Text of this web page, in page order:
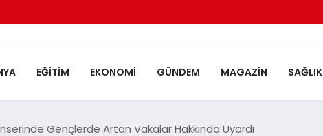
EĞITIM EKONOMI GÜNDEM MAGAZIN SAĞLIK
Gençlerde Artan Vakalar Hakkında Uyardı